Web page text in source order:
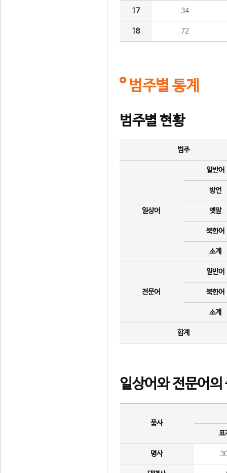
17 34
18 72
범주별 통계
범주별 현황
범주
일상어
일반어
방언
옛말
북한어
소계
전문어
일반어
북한어
소계
합계
일상어와 전문어의
품사
표
명사